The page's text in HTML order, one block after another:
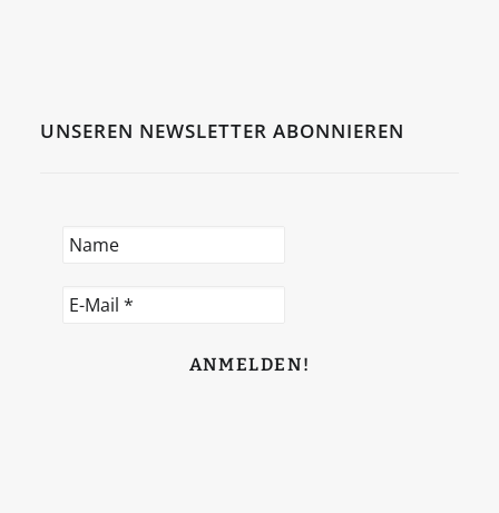
UNSEREN NEWSLETTER ABONNIEREN